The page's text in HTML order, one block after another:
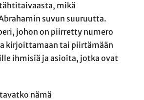
mikä
suvun suuruutta.
johon on piirretty numero
kirjoittamaan tai piirtämään
ihmisiä ja asioita, jotka ovat
nämä